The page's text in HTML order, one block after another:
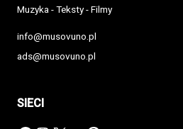
Muzyka - Teksty - Filmy
info@musovuno.pl
ads@musovuno.pl
SIECI